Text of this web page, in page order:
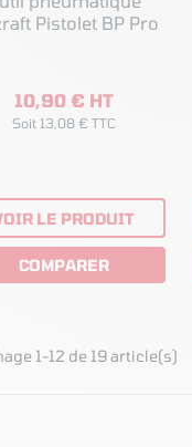
Pistolet BP Pro
10,90 € HT
Soit 13,08 € TTC
LE PRODUIT
COMPARER
1-12 de 19 article(s)